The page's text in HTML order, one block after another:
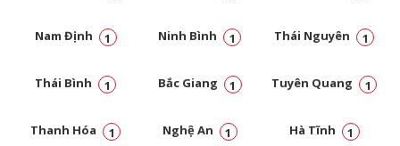
Nam Định 1 Ninh Bình 1 Thái Nguyên 1
Thái Bình 1 Bắc Giang 1 Tuyên Quang 1
Thanh Hóa 1 Nghệ An 1 Hà Tĩnh 1